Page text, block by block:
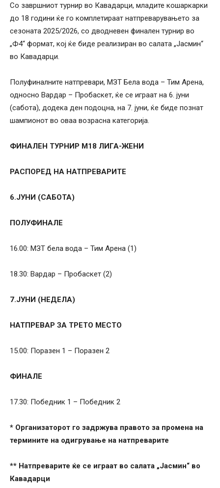
Со завршниот турнир во Кавадарци, младите кошаркарки
до 18 години ќе го комплетираат натпреварувањето за
сезоната 2025/2026, со дводневен финален турнир во
„Ф4“ формат, кој ќе биде реализиран во салата „Јасмин“
во Кавадарци.
Полуфиналните натпревари, МЗТ Бела вода – Тим Арена,
односно Вардар – Пробаскет, ќе се играат на 6. јуни
(сабота), додека ден подоцна, на 7. јуни, ќе биде познат
шампионот во оваа возрасна категорија.
ФИНАЛЕН ТУРНИР М18 ЛИГА-ЖЕНИ
РАСПОРЕД НА НАТПРЕВАРИТЕ
6.ЈУНИ (САБОТА)
ПОЛУФИНАЛЕ
16.00: МЗТ бела вода – Тим Арена (1)
18.30: Вардар – Пробаскет (2)
7.ЈУНИ (НЕДЕЛА)
НАТПРЕВАР ЗА ТРЕТО МЕСТО
15.00: Поразен 1 – Поразен 2
ФИНАЛЕ
17.30: Победник 1 – Победник 2
* Организаторот го задржува правото за промена на
термините на одигрување на натпреварите
** Натпреварите ќе се играат во салата „Јасмин“ во
Кавадарци